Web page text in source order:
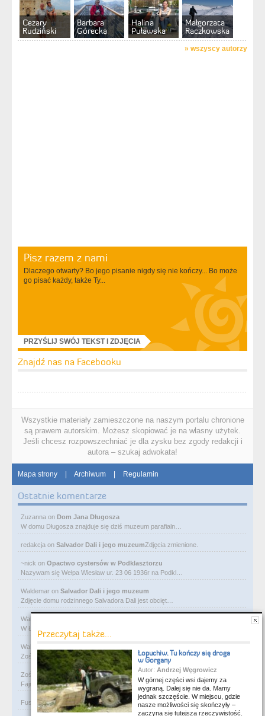
Cezary
Rudziński
Barbara
Górecka
Halina
Puławska
Małgorzata
Raczkowska
» wszyscy autorzy
Pisz razem z nami
Dlaczego otwarty? Bo jego pisanie nigdy się nie kończy... Bo może
go pisać każdy, także Ty...
PRZYŚLIJ SWÓJ TEKST I ZDJĘCIA
Znajdź nas na Facebooku
Wszystkie materiały zamieszczone na naszym portalu chronione
są prawem autorskim. Możesz skopiować je na własny użytek.
Jeśli chcesz rozpowszechniać je dla zysku bez zgody redakcji i
autora – szukaj adwokata!
Mapa strony | Archiwum | Regulamin
Ostatnie komentarze
Zuzanna on Dom Jana Długosza
W domu Długosza znajduje się dziś muzeum parafialn…
redakcja on Salvador Dali i jego muzeumZdjęcia zmienione.
~nick on Opactwo cystersów w Podklasztorzu
Nazywam się Wełpa Wiesław ur. 23 06 1936r na Podkl…
Waldemar on Salvador Dali i jego muzeum
Zdjęcie domu rodzinnego Salvadora Dali jest obcięt…
Waldemar
W Łodzi, obok Manufaktury, przy ulicy Ogrodowej je…
Waldemar
Zośka - zarejestruj się na flog i wrzucaj foty. Gw…
Zośka on
Rycerze-rabusie i więzienie Janosika
Fajne, podoba mi się. Ale czy ktoś przejrzy kiedyś…
Fusia84 on Rycerze-rabusie i więzienie JanosikaZ albumu rodzinnego.
Przeczytaj także...
Łopuchiw. Tu kończy się droga
w Gorgany
Autor: Andrzej Węgrowicz
W górnej części wsi dajemy za
wygraną. Dalej się nie da. Mamy
jednak szczęście. W miejscu, gdzie
nasze możliwości się skończyły –
zaczyna się tutejsza rzeczywistość.